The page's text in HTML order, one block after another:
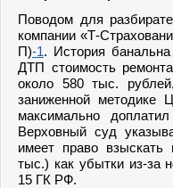
Поводом для
компании «Т-
П)-1. История
ДТП стоимость
около 580 тыс.
заниженной методике
максимально
Верховный суд
имеет право взыскать
тыс.) как убытки из-за
15 ГК РФ.